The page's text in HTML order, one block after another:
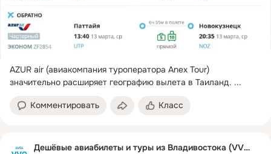
AZUR air (авиакомпания туроператора Anex Tour)
значительно расширяет географию вылета в Таиланд. ...
Комментировать Класс
Дешёвые авиабилеты и туры из Владивостока (VVO)